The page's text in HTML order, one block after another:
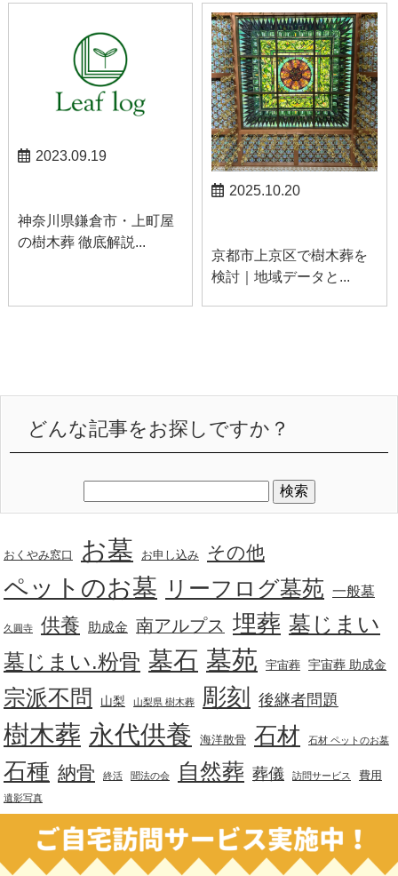
2023.09.19
神奈川県鎌倉市・上町屋
の樹木葬 徹底解説...
2025.10.20
京都市上京区で樹木葬を
検討｜地域データと...
どんな記事をお探しですか？
おくやみ窓口 お墓 お申し込み その他
ペットのお墓 リーフログ墓苑 一般墓
久圓寺 供養 助成金 南アルプス 埋葬 墓じまい
墓じまい.粉骨 墓石 墓苑 宇宙葬 宇宙葬 助成金
宗派不問 山梨 山梨県 樹木葬 彫刻 後継者問題
樹木葬 永代供養 海洋散骨 石材 石材 ペットのお墓
石種 納骨 終活 聞法の会 自然葬 葬儀 訪問サービス 費用
遺影写真